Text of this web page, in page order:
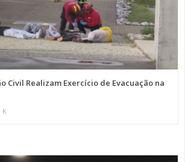
Civil Realizam Exercício de Evacuação na
K